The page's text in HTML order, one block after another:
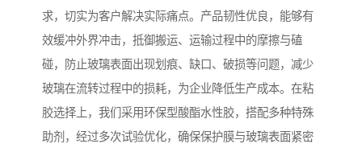
求，切实为客户解决实际痛点。产品韧性优良，能够有
效缓冲外界冲击，抵御搬运、运输过程中的摩擦与磕
碰，防止玻璃表面出现划痕、缺口、破损等问题，减少
玻璃在流转过程中的损耗，为企业降低生产成本。在粘
胶选择上，我们采用环保型酸酯水性胶，搭配多种特殊
助剂，经过多次试验优化，确保保护膜与玻璃表面紧密